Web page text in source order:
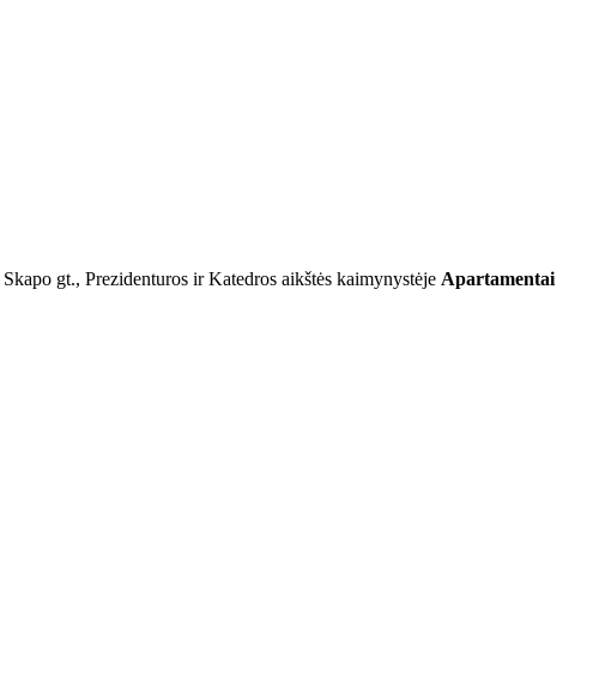
Skapo gt., Prezidenturos ir Katedros aikštės kaimynystėje Apartamentai